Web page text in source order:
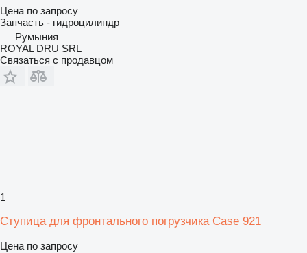
Цена по запросу
Запчасть - гидроцилиндр
Румыния
ROYAL DRU SRL
Связаться с продавцом
1
Ступица для фронтального погрузчика Case 921
Цена по запросу